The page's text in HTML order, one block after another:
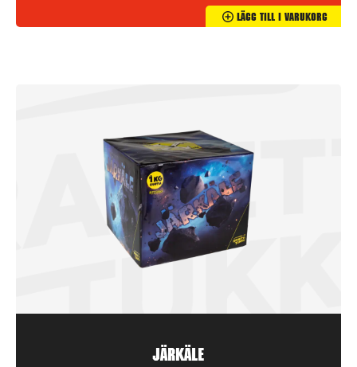
Lägg Till I Varukorg
Järkäle